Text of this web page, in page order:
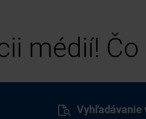
médií!
Vyhľadávanie